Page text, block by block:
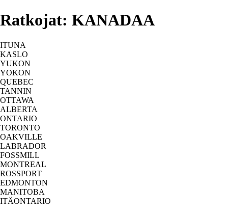
Ratkojat: KANADAA
ITUNA
KASLO
YUKON
YOKON
QUEBEC
TANNIN
OTTAWA
ALBERTA
ONTARIO
TORONTO
OAKVILLE
LABRADOR
FOSSMILL
MONTREAL
ROSSPORT
EDMONTON
MANITOBA
ITÄONTARIO